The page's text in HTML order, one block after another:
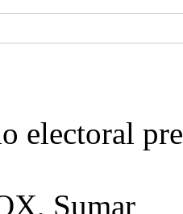
electoral
Sumar